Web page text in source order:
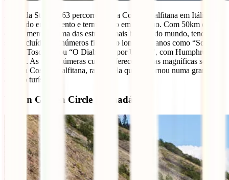
A Strada Statale 163 percorre toda a Costa Amalfitana em Itália,
iniciando em Sorrento e terminando em Salermo. Com 50km de
comprimento, é uma das estradas mais bonitas do mundo, tendo já
sido incluída em inúmeros filmes ao longo dos anos como “Sob o
Sol da Toscana” ou “O Diabo Riu por Último”, com Humphrey
Bogart. As suas inúmeras curvas oferecem vistas magníficas sobre o
mar e a Costa Amalfitana, razão pela qual se tornou numa grande
atração turística.
Yukon Golden Circle | Canadá